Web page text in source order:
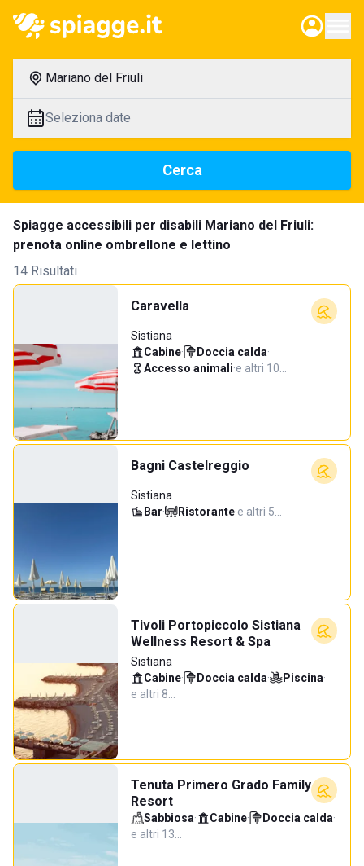
Mariano del Friuli
Seleziona date
Cerca
Spiagge accessibili per disabili Mariano del Friuli:
prenota online ombrellone e lettino
14 Risultati
Caravella
Sistiana
Cabine· Doccia calda·
Accesso animali·e altri 10…
Bagni Castelreggio
Sistiana
Bar· Ristorante·e altri 5…
Tivoli Portopiccolo Sistiana
Wellness Resort & Spa
Sistiana
Cabine· Doccia calda· Piscina·
e altri 8…
Tenuta Primero Grado Family
Resort
Sabbiosa· Cabine· Doccia calda·
e altri 13…